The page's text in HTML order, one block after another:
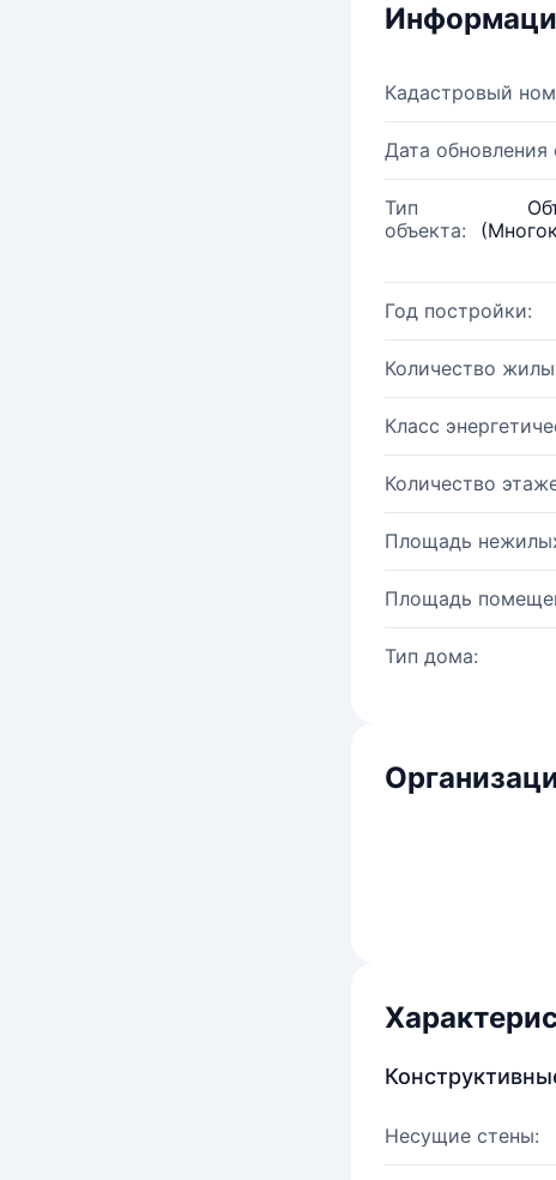
Кадастровый
Дата обновления
Тип
объекта:
Год постройки:
Количество
Класс
Количество
Площадь
Площадь
Тип дома:
Несущие стены: